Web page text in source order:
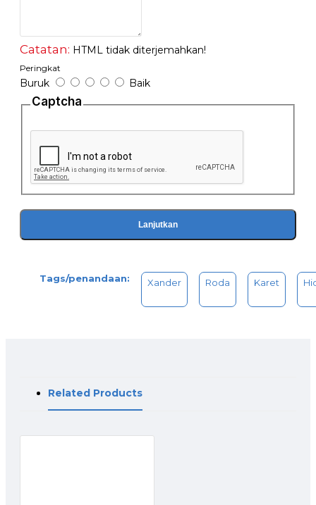
Catatan: HTML tidak diterjemahkan!
Peringkat
Buruk Baik
Captcha
Lanjutkan
Tags/penandaan: Xander Roda Karet
Related Products